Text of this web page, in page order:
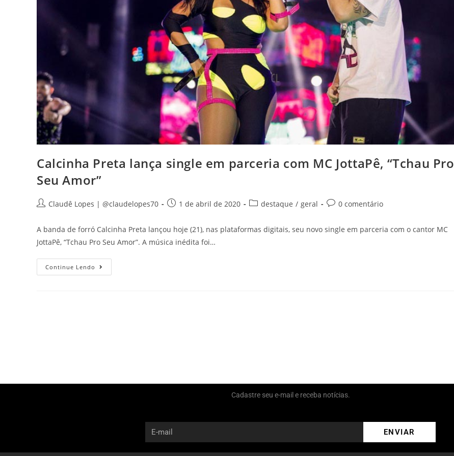
Calcinha Preta lança single em parceria com MC JottaPê, “Tchau Pro
Seu Amor”
Claudê Lopes | @claudelopes70 1 de abril de 2020 destaque / geral 0 comentário
A banda de forró Calcinha Preta lançou hoje (21), nas plataformas digitais, seu novo single em parceria com o cantor MC
JottaPê, “Tchau Pro Seu Amor”. A música inédita foi…
Continue Lendo
Cadastre seu e-mail e receba notícias.
ENVIAR